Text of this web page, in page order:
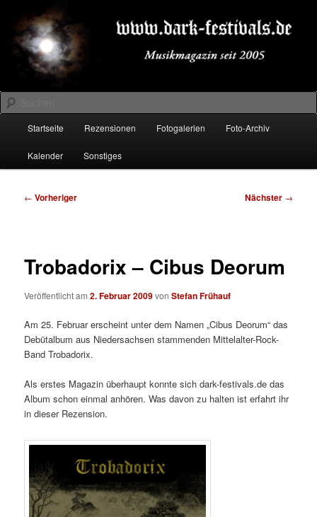
primären
Inhalt
springenDARK-FESTIVALS.DE
Suchen
Startseite Rezensionen Fotogalerien Foto-Archiv
Kalender Sonstiges
Beitragsnavigation
← Vorheriger Nächster →
Trobadorix – Cibus Deorum
Veröffentlicht am2. Februar 2009vonStefan Frühauf
Am 25. Februar erscheint unter dem Namen „Cibus Deorum“ das
Debütalbum aus Niedersachsen stammenden Mittelalter-Rock-
Band Trobadorix.
Als erstes Magazin überhaupt konnte sich dark-festivals.de das
Album schon einmal anhören. Was davon zu halten ist erfahrt ihr
in dieser Rezension.